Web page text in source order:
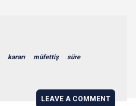
kararı müfettiş süre
LEAVE A COMMENT